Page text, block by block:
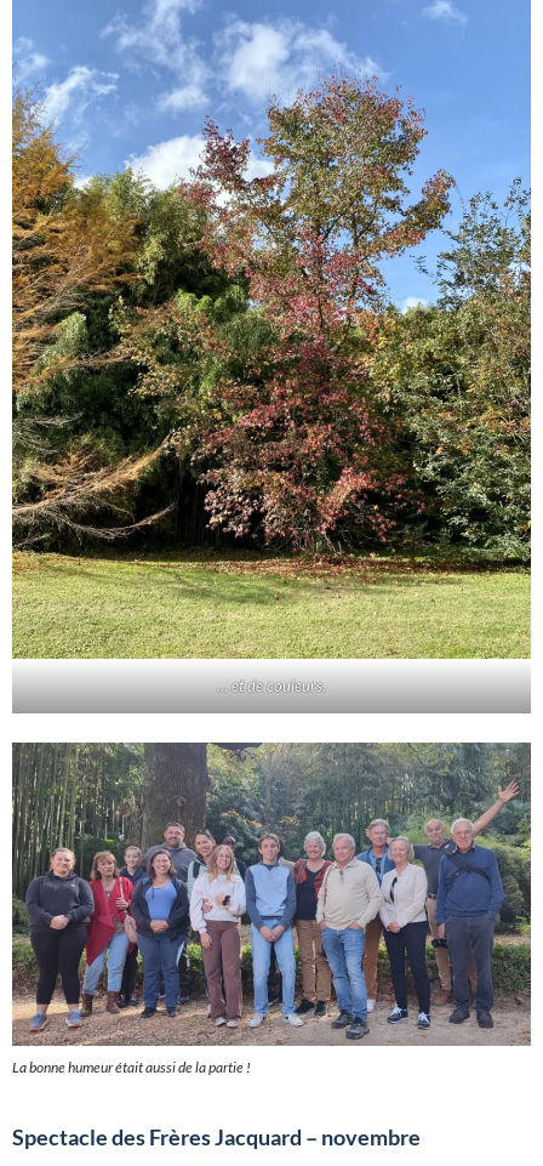
… et de couleurs.
La bonne humeur était aussi de la partie !
Spectacle des Frères Jacquard – novembre